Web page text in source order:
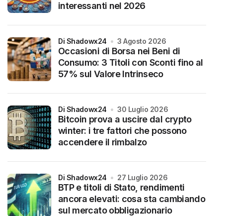
interessanti nel 2026
Occasioni di Borsa nei Beni di
Consumo: 3 Titoli con Sconti fino al
57% sul Valore Intrinseco
di Shadowx24 3 Agosto 2026
Bitcoin prova a uscire dal crypto
winter: i tre fattori che possono
accendere il rimbalzo
di Shadowx24 30 Luglio 2026
BTP e titoli di Stato, rendimenti
ancora elevati: cosa sta cambiando
sul mercato obbligazionario
di Shadowx24 27 Luglio 2026